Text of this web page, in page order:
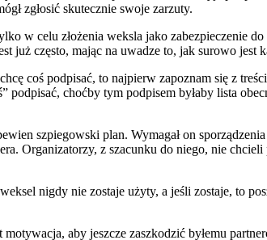
zgłosić skutecznie swoje zarzuty.
w celu złożenia weksla jako zabezpieczenie
już często, mając na uwadze to, jak surowo jest
coś podpisać, to najpierw zapoznam się z
podpisać, choćby tym podpisem byłaby lista
szpiegowski plan. Wymagał on
Organizatorzy, z szacunku do niego, nie
nigdy nie zostaje użyty, a jeśli zostaje, to
aby jeszcze zaszkodzić byłemu